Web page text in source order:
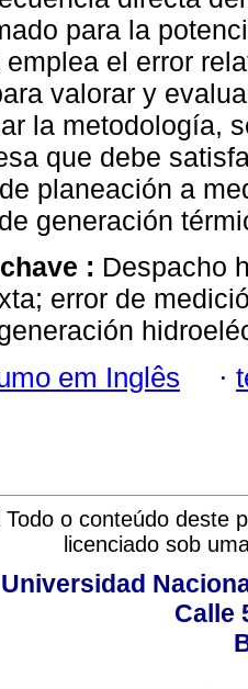
para la
emplea el error
valorar y
la metodología,
que debe
planeación a
generación
: Despacho
error de
em Inglês ·
Todo o conteúdo deste
licenciado sob
Universidad
Calle